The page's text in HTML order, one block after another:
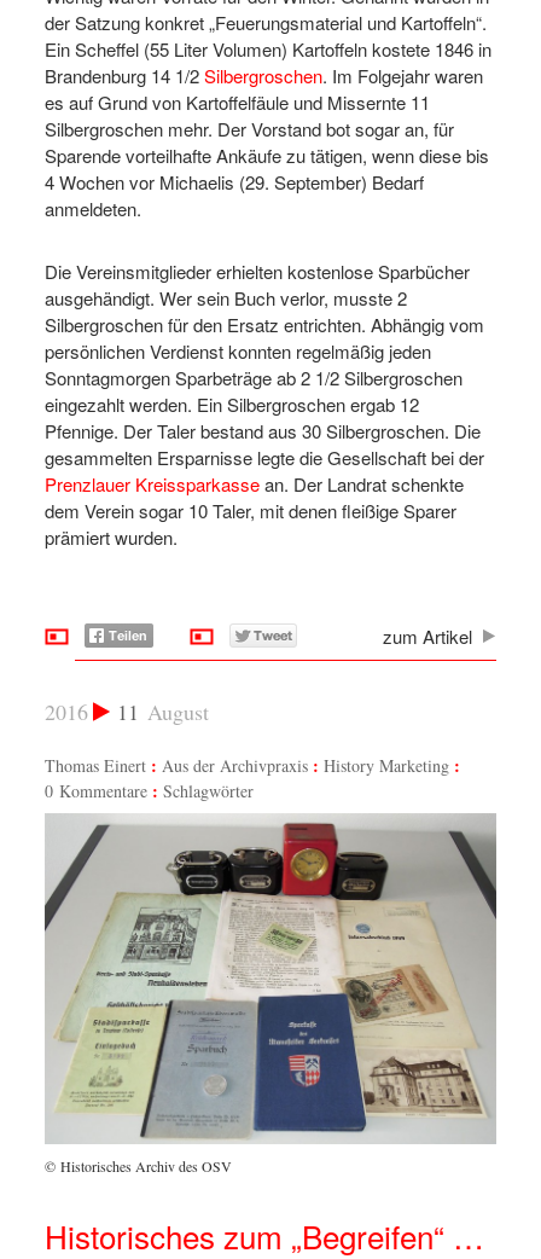
der Satzung konkret „Feuerungsmaterial und Kartoffeln“.
Ein Scheffel (55 Liter Volumen) Kartoffeln kostete 1846 in
Brandenburg 14 1/2Silbergroschen. Im Folgejahr waren
es auf Grund von Kartoffelfäule und Missernte 11
Silbergroschen mehr. Der Vorstand bot sogar an, für
Sparende vorteilhafte Ankäufe zu tätigen, wenn diese bis
4 Wochen vor Michaelis (29. September) Bedarf
anmeldeten.
Die Vereinsmitglieder erhielten kostenlose Sparbücher
ausgehändigt. Wer sein Buch verlor, musste 2
Silbergroschen für den Ersatz entrichten. Abhängig vom
persönlichen Verdienst konnten regelmäßig jeden
Sonntagmorgen Sparbeträge ab 2 1/2 Silbergroschen
eingezahlt werden. Ein Silbergroschen ergab 12
Pfennige. Der Taler bestand aus 30 Silbergroschen. Die
gesammelten Ersparnisse legte die Gesellschaft bei der
Prenzlauer Kreissparkassean. Der Landrat schenkte
dem Verein sogar 10 Taler, mit denen fleißige Sparer
prämiert wurden.
zum Artikel
11 August
2016
Thomas Einert Aus der Archivpraxis
History Marketing
0 Kommentare
Schlagwörter
© Historisches Archiv des OSV
Historisches zum „Begreifen“ …